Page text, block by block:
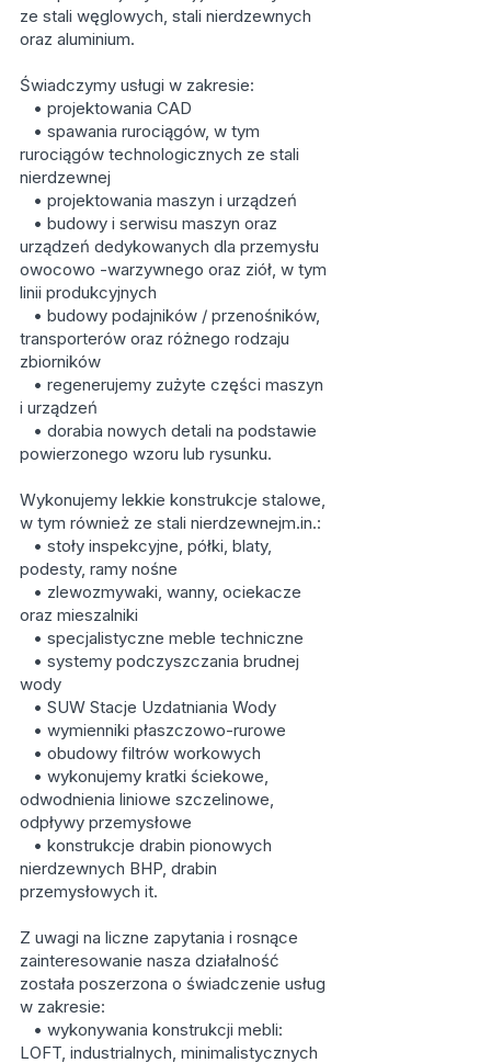
ze stali węglowych, stali nierdzewnych
oraz aluminium.
Świadczymy usługi w zakresie:
• projektowania CAD
• spawania rurociągów, w tym
rurociągów technologicznych ze stali
nierdzewnej
• projektowania maszyn i urządzeń
• budowy i serwisu maszyn oraz
urządzeń dedykowanych dla przemysłu
owocowo -warzywnego oraz ziół, w tym
linii produkcyjnych
• budowy podajników / przenośników,
transporterów oraz różnego rodzaju
zbiorników
• regenerujemy zużyte części maszyn
i urządzeń
• dorabia nowych detali na podstawie
powierzonego wzoru lub rysunku.
Wykonujemy lekkie konstrukcje stalowe,
w tym również ze stali nierdzewnejm.in.:
• stoły inspekcyjne, półki, blaty,
podesty, ramy nośne
• zlewozmywaki, wanny, ociekacze
oraz mieszalniki
• specjalistyczne meble techniczne
• systemy podczyszczania brudnej
wody
• SUW Stacje Uzdatniania Wody
• wymienniki płaszczowo-rurowe
• obudowy filtrów workowych
• wykonujemy kratki ściekowe,
odwodnienia liniowe szczelinowe,
odpływy przemysłowe
• konstrukcje drabin pionowych
nierdzewnych BHP, drabin
przemysłowych it.
Z uwagi na liczne zapytania i rosnące
zainteresowanie nasza działalność
została poszerzona o świadczenie usług
w zakresie:
• wykonywania konstrukcji mebli:
LOFT, industrialnych, minimalistycznych